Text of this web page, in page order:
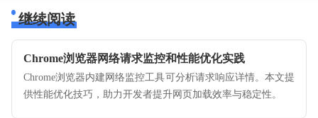
继续阅读
Chrome浏览器网络请求监控和性能优化实践
Chrome浏览器内建网络监控工具可分析请求响应详情。本文提
供性能优化技巧，助力开发者提升网页加载效率与稳定性。